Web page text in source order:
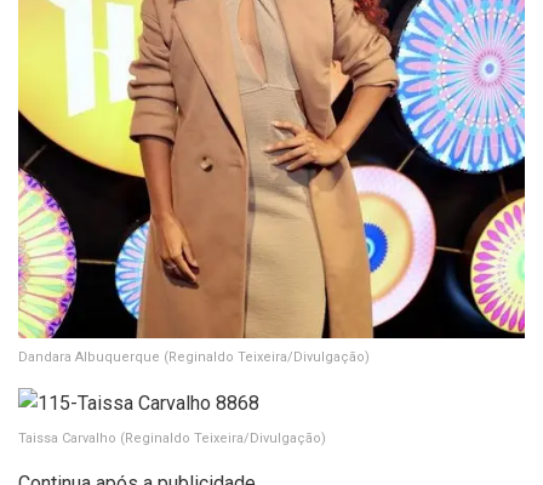
Dandara Albuquerque (Reginaldo Teixeira/Divulgação)
Taissa Carvalho (Reginaldo Teixeira/Divulgação)